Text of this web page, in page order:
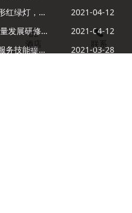
鸣沙山月牙泉景区：首次使用驼形红绿灯，骆驼“看驼灯绿了”走起来
2021-04-12
酒泉市2021年文化旅游行业高质量发展研修提升培训班敦煌分训点开班
2021-04-12
敦煌市文化旅游行业职业道德和服务技能提升导游专项培训成功举办
2021-03-28
酒店 联系